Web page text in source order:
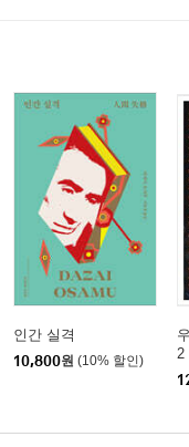
인간 실격
10,800원 (10% 할인)
2